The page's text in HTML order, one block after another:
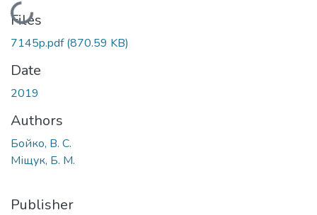
Loading...
Files
7145p.pdf(870.59 KB)
Date
2019
Authors
Бойко, В. С.
Міщук, Б. М.
Publisher